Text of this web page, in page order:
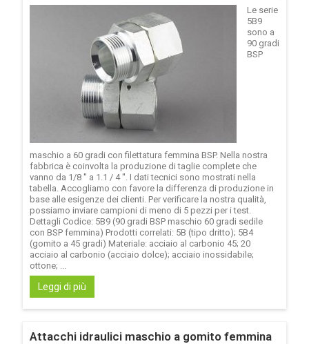
Le serie
5B9
sono a
90 gradi
BSP
maschio a 60 gradi con filettatura femmina BSP. Nella nostra
fabbrica è coinvolta la produzione di taglie complete che
vanno da 1/8 '' a 1.1 / 4 ''. I dati tecnici sono mostrati nella
tabella. Accogliamo con favore la differenza di produzione in
base alle esigenze dei clienti. Per verificare la nostra qualità,
possiamo inviare campioni di meno di 5 pezzi per i test.
Dettagli Codice: 5B9 (90 gradi BSP maschio 60 gradi sedile
con BSP femmina) Prodotti correlati: 5B (tipo dritto); 5B4
(gomito a 45 gradi) Materiale: acciaio al carbonio 45; 20
acciaio al carbonio (acciaio dolce); acciaio inossidabile;
ottone; ...
Leggi di più
Attacchi idraulici maschio a gomito femmina